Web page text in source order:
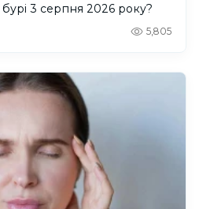
бурі 3 серпня 2026 року?
5,805